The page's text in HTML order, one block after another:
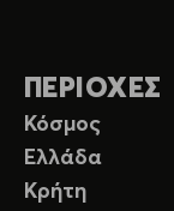
ΠΕΡΙΟΧΕΣ
Κόσμος
Ελλάδα
Κρήτη